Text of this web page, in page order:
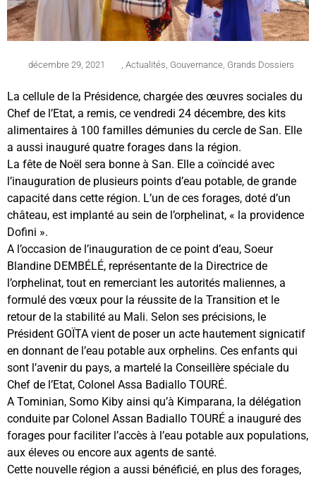
décembre 29, 2021 , Actualités, Gouvernance, Grands Dossiers
La cellule de la Présidence, chargée des œuvres sociales du
Chef de l’Etat, a remis, ce vendredi 24 décembre, des kits
alimentaires à 100 familles démunies du cercle de San. Elle
a aussi inauguré quatre forages dans la région.
La fête de Noël sera bonne à San. Elle a coïncidé avec
l’inauguration de plusieurs points d’eau potable, de grande
capacité dans cette région. L’un de ces forages, doté d’un
château, est implanté au sein de l’orphelinat, « la providence
Dofini ».
A l’occasion de l’inauguration de ce point d’eau, Soeur
Blandine DEMBÉLÉ, représentante de la Directrice de
l’orphelinat, tout en remerciant les autorités maliennes, a
formulé des vœux pour la réussite de la Transition et le
retour de la stabilité au Mali. Selon ses précisions, le
Président GOÏTA vient de poser un acte hautement signicatif
en donnant de l’eau potable aux orphelins. Ces enfants qui
sont l’avenir du pays, a martelé la Conseillère spéciale du
Chef de l’Etat, Colonel Assa Badiallo TOURÉ.
A Tominian, Somo Kiby ainsi qu’à Kimparana, la délégation
conduite par Colonel Assan Badiallo TOURÉ a inauguré des
forages pour faciliter l’accès à l’eau potable aux populations,
aux éleves ou encore aux agents de santé.
Cette nouvelle région a aussi bénéficié, en plus des forages,